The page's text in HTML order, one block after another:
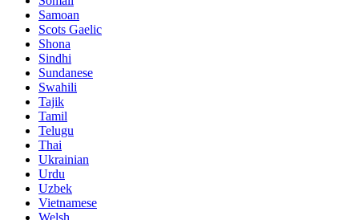
Samoan
Scots Gaelic
Shona
Sindhi
Sundanese
Swahili
Tajik
Tamil
Telugu
Thai
Ukrainian
Urdu
Uzbek
Vietnamese